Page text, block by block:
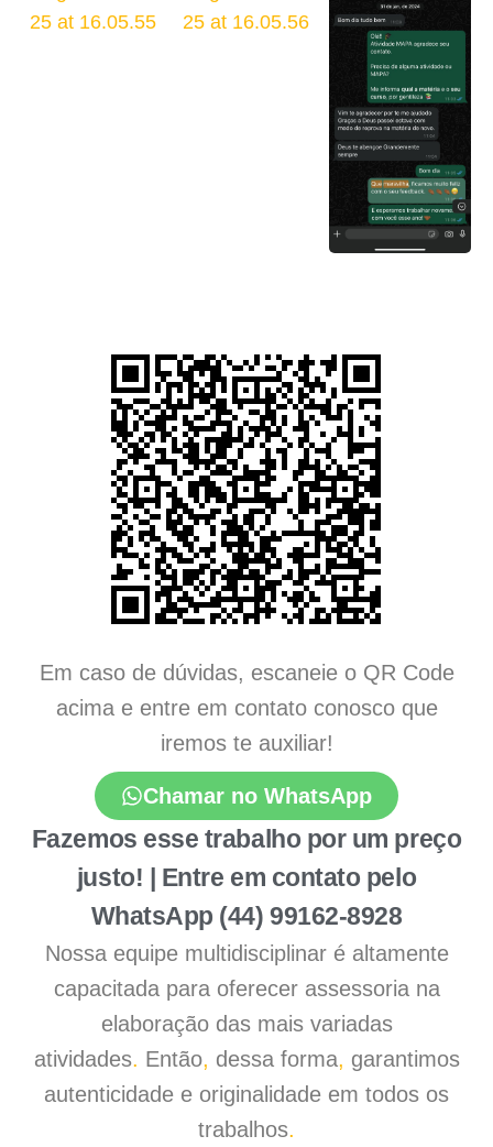
Em caso de dúvidas, escaneie o QR Code
acima e entre em contato conosco que
iremos te auxiliar!
Chamar no WhatsApp
Fazemos esse trabalho por um preço
justo! | Entre em contato pelo
WhatsApp (44) 99162-8928
Nossa equipe multidisciplinar é altamente
capacitada para oferecer assessoria na
elaboração das mais variadas
atividades. Então, dessa forma, garantimos
autenticidade e originalidade em todos os
trabalhos.